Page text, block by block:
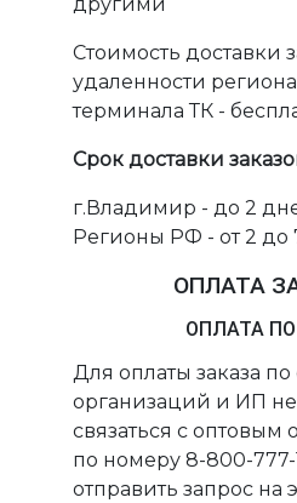
другими
Стоимость доставки
удаленности
терминала ТК -
Срок доставки
г.Владимир - до 2
Регионы РФ - от 2 до
ОПЛАТА
ОПЛАТА
Для оплаты заказа по
организаций и ИП
связаться с
по номеру 8-800-777-
отправить запрос на